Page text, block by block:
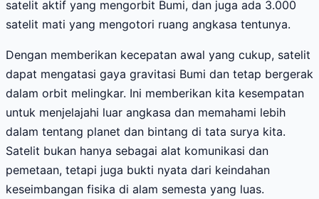
satelit aktif yang mengorbit Bumi, dan juga ada 3.000
satelit mati yang mengotori ruang angkasa tentunya.
Dengan memberikan kecepatan awal yang cukup, satelit
dapat mengatasi gaya gravitasi Bumi dan tetap bergerak
dalam orbit melingkar. Ini memberikan kita kesempatan
untuk menjelajahi luar angkasa dan memahami lebih
dalam tentang planet dan bintang di tata surya kita.
Satelit bukan hanya sebagai alat komunikasi dan
pemetaan, tetapi juga bukti nyata dari keindahan
keseimbangan fisika di alam semesta yang luas.